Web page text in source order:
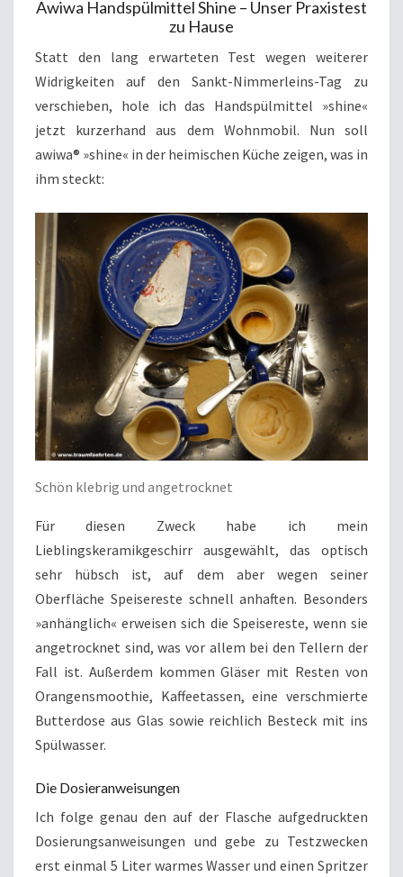
Awiwa Handspülmittel Shine – Unser Praxistest
zu Hause
Statt den lang erwarteten Test wegen weiterer
Widrigkeiten auf den Sankt-Nimmerleins-Tag zu
verschieben, hole ich das Handspülmittel »shine«
jetzt kurzerhand aus dem Wohnmobil. Nun soll
awiwa® »shine« in der heimischen Küche zeigen, was in
ihm steckt:
Schön klebrig und angetrocknet
Für diesen Zweck habe ich mein
Lieblingskeramikgeschirr ausgewählt, das optisch
sehr hübsch ist, auf dem aber wegen seiner
Oberfläche Speisereste schnell anhaften. Besonders
»anhänglich« erweisen sich die Speisereste, wenn sie
angetrocknet sind, was vor allem bei den Tellern der
Fall ist. Außerdem kommen Gläser mit Resten von
Orangensmoothie, Kaffeetassen, eine verschmierte
Butterdose aus Glas sowie reichlich Besteck mit ins
Spülwasser.
Die Dosieranweisungen
Ich folge genau den auf der Flasche aufgedruckten
Dosierungsanweisungen und gebe zu Testzwecken
erst einmal 5 Liter warmes Wasser und einen Spritzer